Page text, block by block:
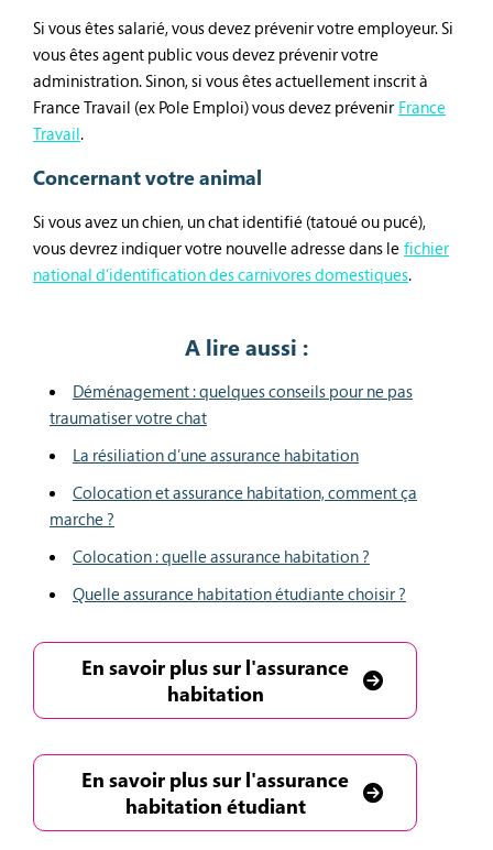
Si vous êtes salarié, vous devez prévenir votre employeur. Si
vous êtes agent public vous devez prévenir votre
administration. Sinon, si vous êtes actuellement inscrit à
France Travail (ex Pole Emploi) vous devez prévenir France
Travail.
Concernant votre animal
Si vous avez un chien, un chat identifié (tatoué ou pucé),
vous devrez indiquer votre nouvelle adresse dans le fichier
national d’identification des carnivores domestiques.
A lire aussi :
Déménagement : quelques conseils pour ne pas
traumatiser votre chat
La résiliation d’une assurance habitation
Colocation et assurance habitation, comment ça
marche ?
Colocation : quelle assurance habitation ?
Quelle assurance habitation étudiante choisir ?
En savoir plus sur l'assurance
habitation
En savoir plus sur l'assurance
habitation étudiant